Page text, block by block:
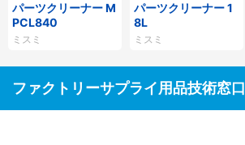
パーツクリーナー M
PCL840
ミスミ
パーツクリーナー 1
8L
ミスミ
ファクトリーサプライ用品技術窓口